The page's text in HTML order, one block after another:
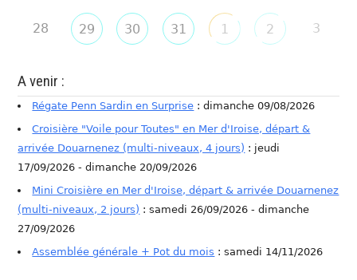
28 29 30 31 1 2 3
A venir :
Régate Penn Sardin en Surprise : dimanche 09/08/2026
Croisière "Voile pour Toutes" en Mer d'Iroise, départ &
arrivée Douarnenez (multi-niveaux, 4 jours) : jeudi
17/09/2026 - dimanche 20/09/2026
Mini Croisière en Mer d'Iroise, départ & arrivée Douarnenez
(multi-niveaux, 2 jours) : samedi 26/09/2026 - dimanche
27/09/2026
Assemblée générale + Pot du mois : samedi 14/11/2026